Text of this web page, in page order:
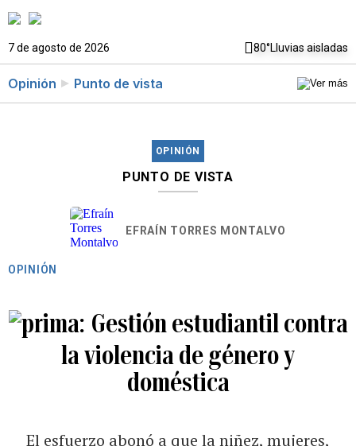
7 de agosto de 2026 80°Lluvias aisladas
Opinión Punto de vista
OPINIÓN
PUNTO DE VISTA
EFRAÍN TORRES MONTALVO
OPINIÓN
Gestión estudiantil contra
la violencia de género y
doméstica
El esfuerzo abonó a que la niñez, mujeres,